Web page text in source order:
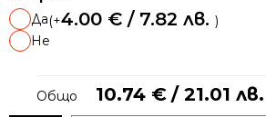
Да(+4.00 € / 7.82 лв. )
Не
Общо 10.74 € / 21.01 лв.